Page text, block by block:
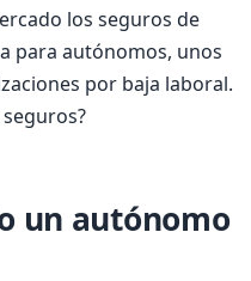
los seguros de
para autónomos, unos
por baja laboral.
un autónomo